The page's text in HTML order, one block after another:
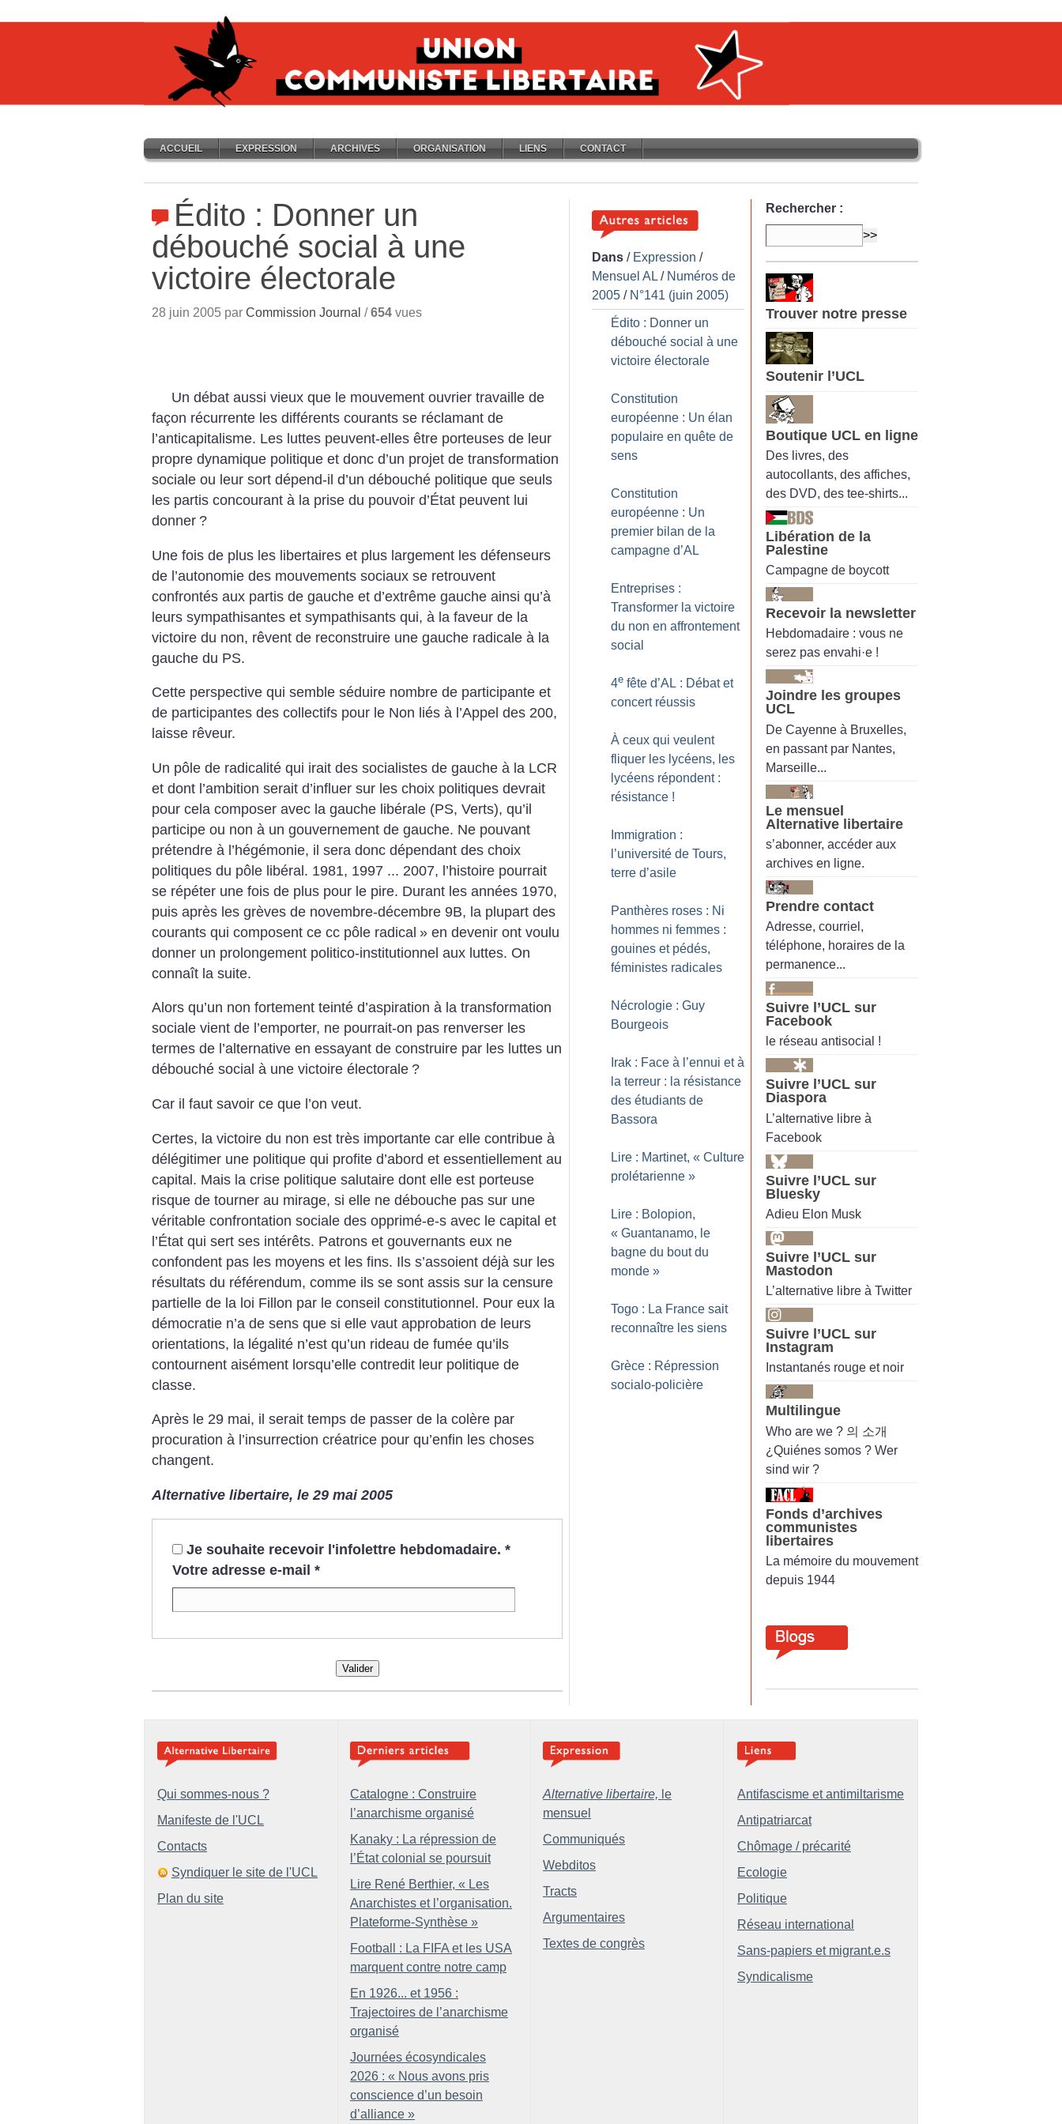
ACCUEIL EXPRESSION ARCHIVES ORGANISATION LIENS CONTACT
Édito : Donner un
débouché social à une
victoire électorale
28 juin 2005 par Commission Journal /654 vues
Un débat aussi vieux que le mouvement ouvrier travaille de
façon récurrente les différents courants se réclamant de
l’anticapitalisme. Les luttes peuvent-elles être porteuses de leur
propre dynamique politique et donc d’un projet de transformation
sociale ou leur sort dépend-il d’un débouché politique que seuls
les partis concourant à la prise du pouvoir d’État peuvent lui
donner ?
Une fois de plus les libertaires et plus largement les défenseurs
de l’autonomie des mouvements sociaux se retrouvent
confrontés aux partis de gauche et d’extrême gauche ainsi qu’à
leurs sympathisantes et sympathisants qui, à la faveur de la
victoire du non, rêvent de reconstruire une gauche radicale à la
gauche du PS.
Cette perspective qui semble séduire nombre de participante et
de participantes des collectifs pour le Non liés à l’Appel des 200,
laisse rêveur.
Un pôle de radicalité qui irait des socialistes de gauche à la LCR
et dont l’ambition serait d’influer sur les choix politiques devrait
pour cela composer avec la gauche libérale (PS, Verts), qu’il
participe ou non à un gouvernement de gauche. Ne pouvant
prétendre à l’hégémonie, il sera donc dépendant des choix
politiques du pôle libéral. 1981, 1997 ... 2007, l’histoire pourrait
se répéter une fois de plus pour le pire. Durant les années 1970,
puis après les grèves de novembre-décembre 9B, la plupart des
courants qui composent ce cc pôle radical » en devenir ont voulu
donner un prolongement politico-institutionnel aux luttes. On
connaît la suite.
Alors qu’un non fortement teinté d’aspiration à la transformation
sociale vient de l’emporter, ne pourrait-on pas renverser les
termes de l’alternative en essayant de construire par les luttes un
débouché social à une victoire électorale ?
Car il faut savoir ce que l’on veut.
Certes, la victoire du non est très importante car elle contribue à
délégitimer une politique qui profite d’abord et essentiellement au
capital. Mais la crise politique salutaire dont elle est porteuse
risque de tourner au mirage, si elle ne débouche pas sur une
véritable confrontation sociale des opprimé-e-s avec le capital et
l’État qui sert ses intérêts. Patrons et gouvernants eux ne
confondent pas les moyens et les fins. Ils s’assoient déjà sur les
résultats du référendum, comme ils se sont assis sur la censure
partielle de la loi Fillon par le conseil constitutionnel. Pour eux la
démocratie n’a de sens que si elle vaut approbation de leurs
orientations, la légalité n’est qu’un rideau de fumée qu’ils
contournent aisément lorsqu’elle contredit leur politique de
classe.
Après le 29 mai, il serait temps de passer de la colère par
procuration à l’insurrection créatrice pour qu’enfin les choses
changent.
Alternative libertaire, le 29 mai 2005
Je souhaite recevoir l'infolettre hebdomadaire. *
Votre adresse e-mail *
Valider
Dans / Expression /
Mensuel AL / Numéros de
2005 / N°141 (juin 2005)
Édito : Donner un
débouché social à une
victoire électorale
Constitution
européenne : Un élan
populaire en quête de
sens
Constitution
européenne : Un
premier bilan de la
campagne d’AL
Entreprises :
Transformer la victoire
du non en affrontement
social
4e fête d’AL : Débat et
concert réussis
À ceux qui veulent
fliquer les lycéens, les
lycéens répondent :
résistance !
Immigration :
l’université de Tours,
terre d’asile
Panthères roses : Ni
hommes ni femmes :
gouines et pédés,
féministes radicales
Nécrologie : Guy
Bourgeois
Irak : Face à l’ennui et à
la terreur : la résistance
des étudiants de
Bassora
Lire : Martinet, « Culture
prolétarienne »
Lire : Bolopion,
« Guantanamo, le
bagne du bout du
monde »
Togo : La France sait
reconnaître les siens
Grèce : Répression
socialo-policière
Rechercher :
Trouver notre presse
Soutenir l’UCL
Boutique UCL en ligne
Des livres, des
autocollants, des affiches,
des DVD, des tee-shirts...
Libération de la
Palestine
Campagne de boycott
Recevoir la newsletter
Hebdomadaire : vous ne
serez pas envahi·e !
Joindre les groupes
UCL
De Cayenne à Bruxelles,
en passant par Nantes,
Marseille...
Le mensuel
Alternative libertaire
s’abonner, accéder aux
archives en ligne.
Prendre contact
Adresse, courriel,
téléphone, horaires de la
permanence...
Suivre l’UCL sur
Facebook
le réseau antisocial !
Suivre l’UCL sur
Diaspora
L’alternative libre à
Facebook
Suivre l’UCL sur
Bluesky
Adieu Elon Musk
Suivre l’UCL sur
Mastodon
L’alternative libre à Twitter
Suivre l’UCL sur
Instagram
Instantanés rouge et noir
Multilingue
Who are we ? 의 소개
¿Quiénes somos ? Wer
sind wir ?
Fonds d’archives
communistes
libertaires
La mémoire du mouvement
depuis 1944
Qui sommes-nous ?
Manifeste de l'UCL
Contacts
Syndiquer le site de l'UCL
Plan du site
Catalogne : Construire
l’anarchisme organisé
Kanaky : La répression de
l’État colonial se poursuit
Lire René Berthier, « Les
Anarchistes et l’organisation.
Plateforme-Synthèse »
Football : La FIFA et les USA
marquent contre notre camp
En 1926... et 1956 :
Trajectoires de l’anarchisme
organisé
Journées écosyndicales
2026 : « Nous avons pris
conscience d’un besoin
d’alliance »
Alternative libertaire, le
mensuel
Communiqués
Webditos
Tracts
Argumentaires
Textes de congrès
Antifascisme et antimiltarisme
Antipatriarcat
Chômage / précarité
Ecologie
Politique
Réseau international
Sans-papiers et migrant.e.s
Syndicalisme